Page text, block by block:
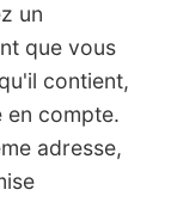
un
que vous
contient,
en compte.
adresse,